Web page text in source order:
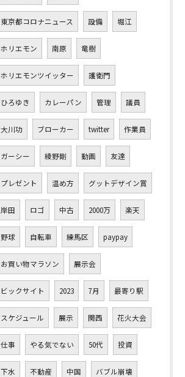
東京都コロナニュース 設備 堀江
ホリエモン 南原 竜樹
ホリエモンツイッター 護衛門
ひろゆき カレーパン 管理 議員
大川功 ブローカー twitter 作業員
ガーシー 綾野剛 動画 友達
プレゼント 温め方 グットデザイン賞
岸田 ロゴ 中古 2000万 楽天
野球 自転車 練馬区 paypay
お買い物マラソン 展示会
ビックサイト 2023 7月 最寄り駅
スケジュール 展示 関西 花火大会
仕事 やる気でない 50代 投資
下水 不動産 中国 バブル崩壊